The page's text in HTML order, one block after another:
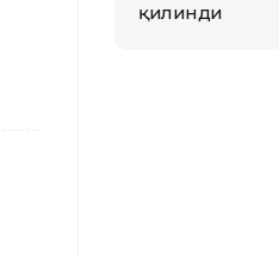
қилинди